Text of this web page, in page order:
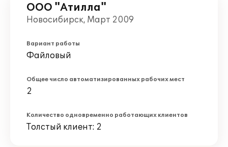
ООО "Атилла"
Новосибирск, Март 2009
Вариант работы
Файловый
Общее число автоматизированных рабочих мест
2
Количество одновременно работающих клиентов
Толстый клиент: 2